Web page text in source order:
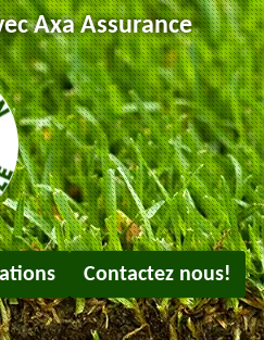
Axa Assurance
Contactez nous!